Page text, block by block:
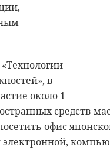
в
около 1
средств
офис
электронной,